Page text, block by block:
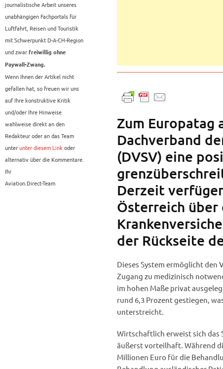
journalistische Arbeit unseres
unabhängigen Fachportals für
Luftfahrt, Reisen und Touristik
mit Schwerpunkt D-A-CH-Region
und zwar freiwillig ohne
Paywall-Zwang.
Wenn Ihnen der Artikel nicht
gefallen hat, so freuen wir uns
auf Ihre konstruktive Kritik
und/oder Ihre Hinweise
wahlweise direkt an den
Redakteur oder an das Team
unterunter diesem Linkoder
alternativ über die Kommentare.
Ihr
Aviation.Direct-Team
Zum Europatag
Dachverband
(DVSV) eine
Derzeit
Österreich über
der Rückseite
Dieses System ermöglicht den
Zugang zu medizinisch
im hohen Maße privat
rund 6,3 Prozent gestiegen,
unterstreicht.
Wirtschaftlich erweist sich das
äußerst vorteilhaft. Während
Millionen Euro für die